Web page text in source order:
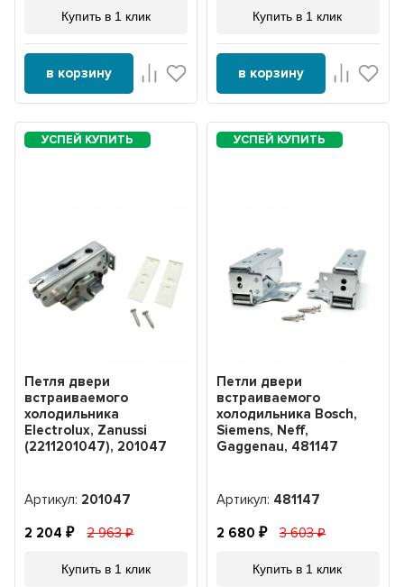
Купить в 1 клик
в корзину
Купить в 1 клик
в корзину
Петля двери
встраиваемого
холодильника
Electrolux, Zanussi
(2211201047), 201047
Артикул: 201047
2 204 2 963
Купить в 1 клик
Петли двери
встраиваемого
холодильника Bosch,
Siemens, Neff,
Gaggenau, 481147
Артикул: 481147
2 680 3 603
Купить в 1 клик